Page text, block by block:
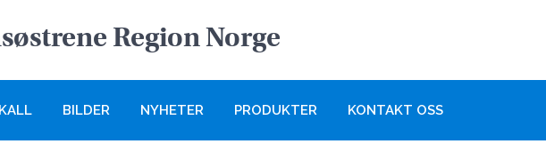
Region Norge
KALL BILDER NYHETER PRODUKTER KONTAKT OSS